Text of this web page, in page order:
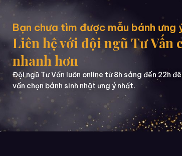
Bạn chưa tìm được mẫu bánh ưng
Liên hệ với đội ngũ Tư Vấn
nhanh hơn
Đội ngũ Tư Vấn luôn online từ 8h sáng đến 22h
vấn chọn bánh sinh nhật ưng ý nhất.